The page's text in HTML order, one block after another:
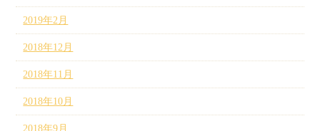
2019年2月
2018年12月
2018年11月
2018年10月
2018年9月